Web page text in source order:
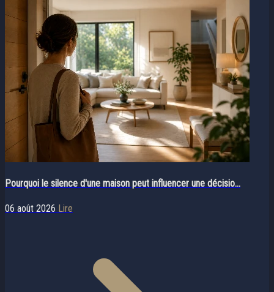
Pourquoi le silence d'une maison peut influencer une décisio...
06 août 2026 Lire